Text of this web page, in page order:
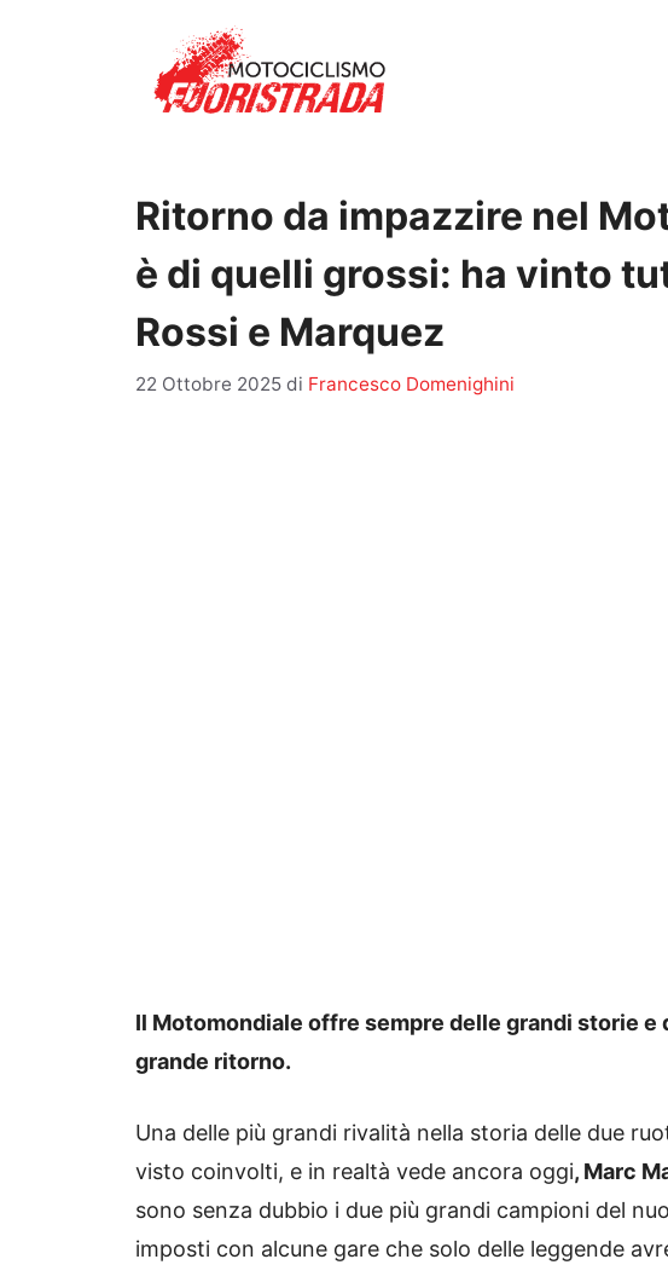
Ritorno da impazzire nel
è di quelli grossi: ha vinto
Rossi e Marquez
22 Ottobre 2025 di Francesco Domenighini
Il Motomondiale offre sempre delle grandi storie e
grande ritorno.
Una delle più grandi rivalità nella storia delle due
visto coinvolti, e in realtà vede ancora oggi, Marc
sono senza dubbio i due più grandi campioni del
imposti con alcune gare che solo delle leggende